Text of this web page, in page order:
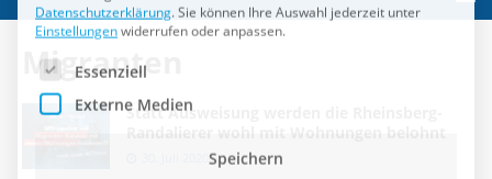
Migranten
Statt Ausweisung werden die Rheinsberg-
Randalierer wohl mit Wohnungen belohnt
Speichern